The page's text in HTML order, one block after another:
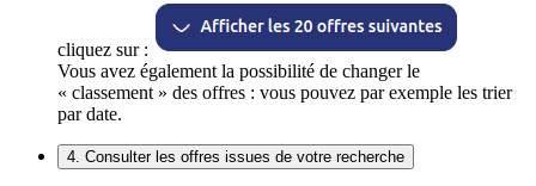
cliquez sur :
Vous avez également la possibilité de changer le
« classement » des offres : vous pouvez par exemple les trier
par date.
4. Consulter les offres issues de votre recherche